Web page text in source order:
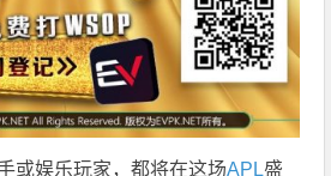
或娱乐玩家，都将在这场APL盛